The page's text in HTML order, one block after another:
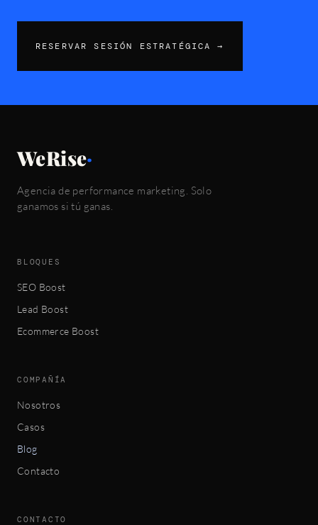
RESERVAR SESIÓN ESTRATÉGICA →
WeRise·
Agencia de performance marketing. Solo
ganamos si tú ganas.
BLOQUES
SEO Boost
Lead Boost
Ecommerce Boost
COMPAÑÍA
Nosotros
Casos
Blog
Contacto
CONTACTO